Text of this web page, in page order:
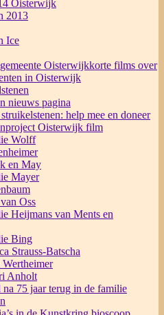
Oisterwijk
2013
Ice
Oisterwijkkorte films over
in Oisterwijk
nieuws pagina
help mee en doneer
Oisterwijk film
Wolff
en May
Mayer
Oss
Heijmans van Ments en
Bing
Strauss-Batscha
Anholt
75 jaar terug in de familie